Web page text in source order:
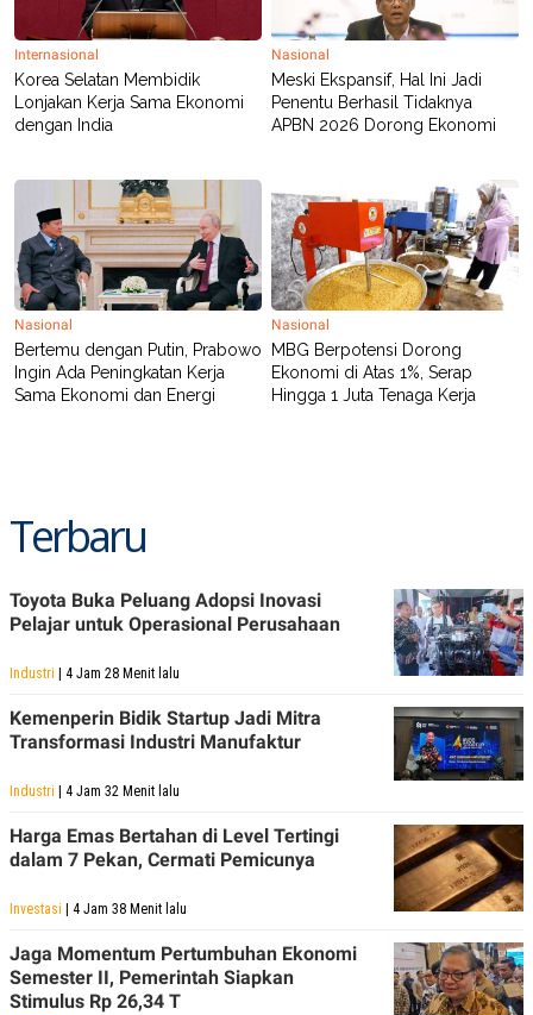
Internasional
Korea Selatan Membidik
Lonjakan Kerja Sama Ekonomi
dengan India
Nasional
Meski Ekspansif, Hal Ini Jadi
Penentu Berhasil Tidaknya
APBN 2026 Dorong Ekonomi
Nasional
Bertemu dengan Putin, Prabowo
Ingin Ada Peningkatan Kerja
Sama Ekonomi dan Energi
Nasional
MBG Berpotensi Dorong
Ekonomi di Atas 1%, Serap
Hingga 1 Juta Tenaga Kerja
Terbaru
Toyota Buka Peluang Adopsi Inovasi
Pelajar untuk Operasional Perusahaan
Industri | 4 Jam 28 Menit lalu
Kemenperin Bidik Startup Jadi Mitra
Transformasi Industri Manufaktur
Industri | 4 Jam 32 Menit lalu
Harga Emas Bertahan di Level Tertingi
dalam 7 Pekan, Cermati Pemicunya
Investasi | 4 Jam 38 Menit lalu
Jaga Momentum Pertumbuhan Ekonomi
Semester II, Pemerintah Siapkan
Stimulus Rp 26,34 T